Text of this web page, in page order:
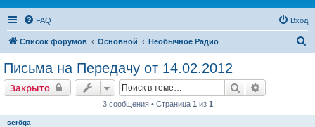
FAQ Вход
Список форумов Основной Необычное Радио
Письма на Передачу от 14.02.2012
Закрыто Поиск
3 сообщения • Страница 1 из 1
seröga